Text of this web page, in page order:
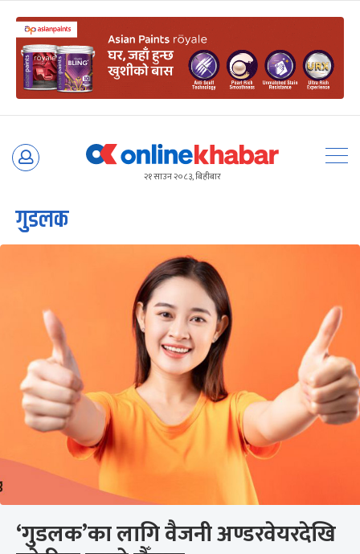
Skip
२१ साउन २०८३, बिहीबार
गुडलक
‘गुडलक’का लागि वैजनी अण्डरवेयरदेखि